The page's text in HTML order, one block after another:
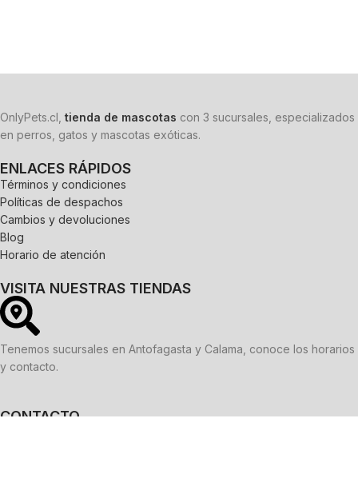
OnlyPets.cl, tienda de mascotas con 3 sucursales, especializados
en perros, gatos y mascotas exóticas.
ENLACES RÁPIDOS
Términos y condiciones
Políticas de despachos
Cambios y devoluciones
Blog
Horario de atención
VISITA NUESTRAS TIENDAS
Tenemos sucursales en Antofagasta y Calama, conoce los horarios
y contacto.
CONTACTO